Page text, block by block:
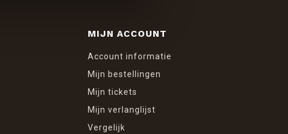
MIJN ACCOUNT
Account informatie
Mijn bestellingen
Mijn tickets
Mijn verlanglijst
Vergelijk